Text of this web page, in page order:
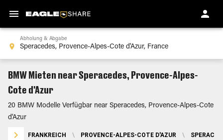
Abholung & Abgabe
BMW Mieten near Speracedes, Provence-Alpes-
Cote d'Azur
20 BMW Modelle Verfügbar near Speracedes, Provence-Alpes-Cote
d'Azur
FRANKREICH \ PROVENCE-ALPES-COTE D'AZUR \